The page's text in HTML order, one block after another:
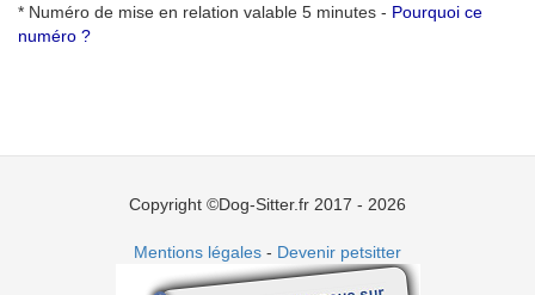
* Numéro de mise en relation valable 5 minutes - Pourquoi ce
numéro ?
Copyright ©Dog-Sitter.fr 2017 - 2026
Mentions légales - Devenir petsitter